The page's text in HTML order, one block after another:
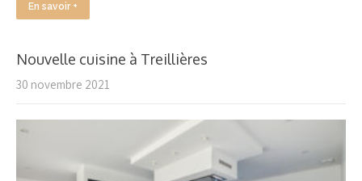
En savoir +
Nouvelle cuisine à Treillières
30 novembre 2021